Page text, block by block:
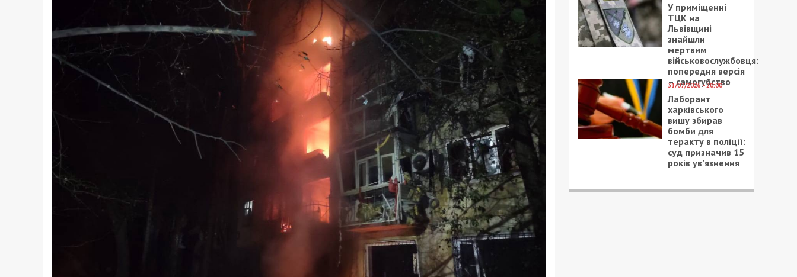
У приміщенні
ТЦК на
Львівщині
знайшли
мертвим
військовослужбовця:
попередня версія
– самогубство
31/07/2026 - 20:00
Лаборант
харківського
вишу збирав
бомби для
теракту в поліції:
суд призначив 15
років ув’язнення